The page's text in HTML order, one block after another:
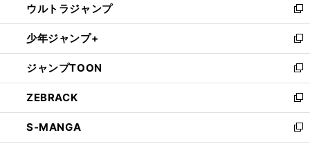
く
で
開
く
ド
ウ
で
開
く
ィ
ン
ド
ウ
で
開
く
い
ウ
ィ
ン
ド
ウ
で
開
く
ウルトラジャンプ
新
し
い
ウ
ィ
ン
ド
ウ
で
開
少年ジャンプ+
新
し
い
ウ
ィ
ン
ド
ウ
ジャンプTOON
新
し
い
ウ
ィ
ン
ZEBRACK
新
し
い
S-MANGA
新